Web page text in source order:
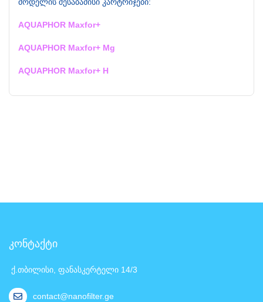
AQUAPHOR Maxfor+
AQUAPHOR Maxfor+ Mg
AQUAPHOR Maxfor+ H
კონტაქტი
ქ.თბილისი, ფანასკერტელი 14/3
contact@nanofilter.ge